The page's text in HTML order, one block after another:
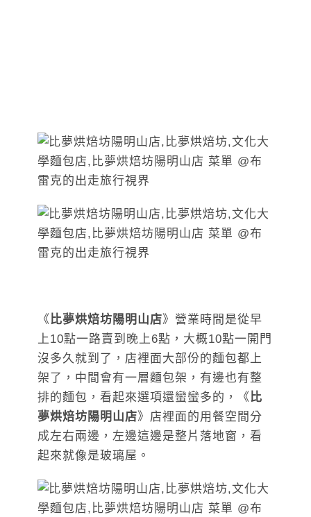
《比夢烘焙坊陽明山店》營業時間是從早
上10點一路賣到晚上6點，大概10點一開門
沒多久就到了，店裡面大部份的麵包都上
架了，中間會有一層麵包架，有邊也有整
排的麵包，看起來選項還蠻蠻多的，《比
夢烘焙坊陽明山店》店裡面的用餐空間分
成左右兩邊，左邊這邊是整片落地窗，看
起來就像是玻璃屋。